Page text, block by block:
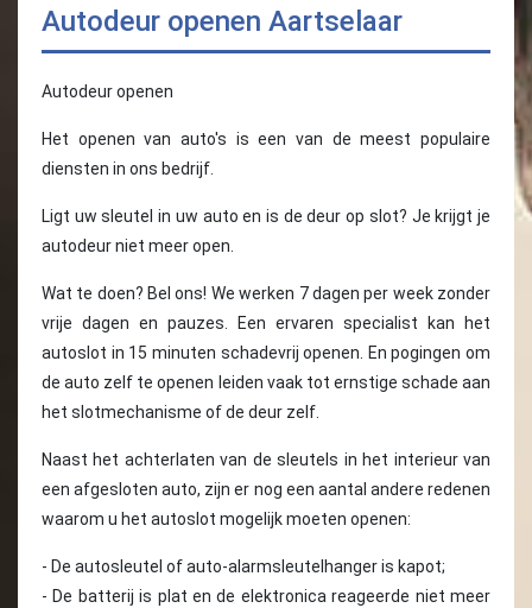
Autodeur openen Aartselaar
Autodeur openen
Het openen van auto's is een van de meest populaire
diensten in ons bedrijf.
Ligt uw sleutel in uw auto en is de deur op slot? Je krijgt je
autodeur niet meer open.
Wat te doen? Bel ons! We werken 7 dagen per week zonder
vrije dagen en pauzes. Een ervaren specialist kan het
autoslot in 15 minuten schadevrij openen. En pogingen om
de auto zelf te openen leiden vaak tot ernstige schade aan
het slotmechanisme of de deur zelf.
Naast het achterlaten van de sleutels in het interieur van
een afgesloten auto, zijn er nog een aantal andere redenen
waarom u het autoslot mogelijk moeten openen:
- De autosleutel of auto-alarmsleutelhanger is kapot;
- De batterij is plat en de elektronica reageerde niet meer